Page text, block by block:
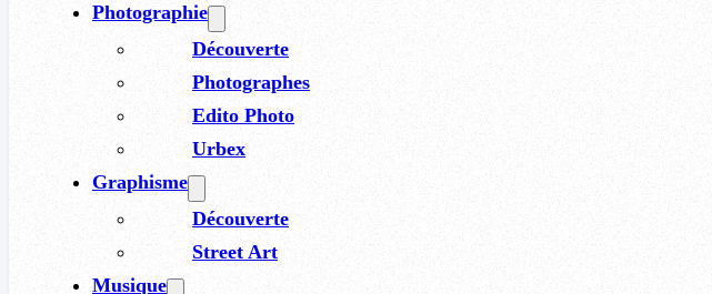
Photographie
Découverte
Photographes
Edito Photo
Urbex
Graphisme
Découverte
Street Art
Musique